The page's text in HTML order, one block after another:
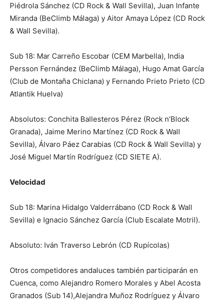
Piédrola Sánchez (CD Rock & Wall Sevilla), Juan Infante
Miranda (BeClimb Málaga) y Aitor Amaya López (CD Rock
& Wall Sevilla).
Sub 18: Mar Carreño Escobar (CEM Marbella), India
Persson Fernández (BeClimb Málaga), Hugo Amat García
(Club de Montaña Chiclana) y Fernando Prieto Prieto (CD
Atlantik Huelva)
Absolutos: Conchita Ballesteros Pérez (Rock n’Block
Granada), Jaime Merino Martínez (CD Rock & Wall
Sevilla), Álvaro Páez Carabias (CD Rock & Wall Sevilla) y
José Miguel Martín Rodríguez (CD SIETE A).
Velocidad
Sub 18: Marina Hidalgo Valderrábano (CD Rock & Wall
Sevilla) e Ignacio Sánchez García (Club Escalate Motril).
Absoluto: Iván Traverso Lebrón (CD Rupícolas)
Otros competidores andaluces también participarán en
Cuenca, como Alejandro Romero Morales y Abel Acosta
Granados (Sub 14),Alejandra Muñoz Rodríguez y Álvaro